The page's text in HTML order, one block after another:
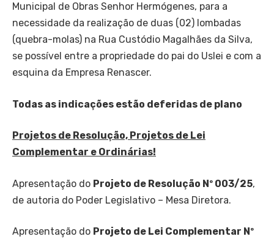
Municipal de Obras Senhor Hermógenes, para a
necessidade da realização de duas (02) lombadas
(quebra-molas) na Rua Custódio Magalhães da Silva,
se possível entre a propriedade do pai do Uslei e com a
esquina da Empresa Renascer.
Todas as indicações estão deferidas de plano
Projetos de Resolução, Projetos de Lei
Complementar e Ordinárias!
Apresentação do Projeto de Resolução Nº 003/25,
de autoria do Poder Legislativo – Mesa Diretora.
Apresentação do Projeto de Lei Complementar Nº